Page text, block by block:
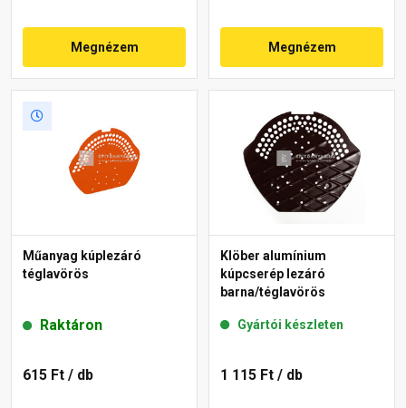
Megnézem Megnézem
Műanyag kúplezáró
téglavörös
Raktáron
615 Ft / db
Klöber alumínium
kúpcserép lezáró
barna/téglavörös
Gyártói készleten
1 115 Ft / db